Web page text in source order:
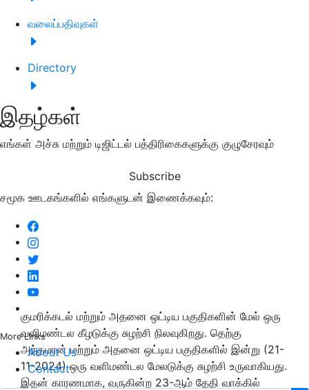
வலைப்பதிவுகள்
Directory
இதழ்கள்
எங்கள் அச்சு மற்றும் டிஜிட்டல் பத்திரிகைகளுக்கு குழுசேரவும்
Subscribe
சமூக ஊடகங்களில் எங்களுடன் இணைக்கவும்:
More Links
About Us
Contact
குமரிக்கடல் மற்றும் அதனை ஒட்டிய பகுதிகளின் மேல் ஒரு
வளிமண்டல கீழடுக்கு சுழற்சி நிலவுகிறது. தெற்கு
அந்தமான் மற்றும் அதனை ஒட்டிய பகுதிகளில் இன்று (21-
11-2024) ஒரு வளிமண்டல மேலடுக்கு சுழற்சி உருவாகியது.
இதன் காரணமாக, வருகின்ற 23-ஆம் தேதி வாக்கில்